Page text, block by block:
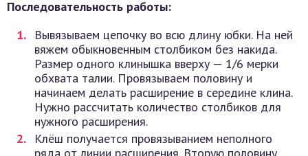
Последовательность работы:
Вывязываем цепочку во всю длину юбки. На ней
вяжем обыкновенным столбиком без накида.
Размер одного клинышка вверху — 1/6 мерки
обхвата талии. Провязываем половину и
начинаем делать расширение в середине клина.
Нужно рассчитать количество столбиков для
нужного расширения.
Клёш получается провязыванием неполного
ряда от линии расширения. Вторую половину